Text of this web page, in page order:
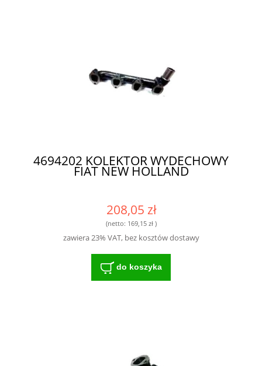
4694202 KOLEKTOR WYDECHOWY
FIAT NEW HOLLAND
208,05 zł
(netto: 169,15 zł)
zawiera 23% VAT, bez kosztów dostawy
do koszyka